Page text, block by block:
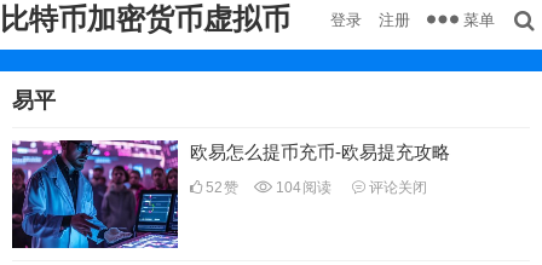
比特币加密货币虚拟币 登录 注册 菜单
易平
欧易怎么提币充币-欧易提充攻略
52赞 104阅读 评论关闭